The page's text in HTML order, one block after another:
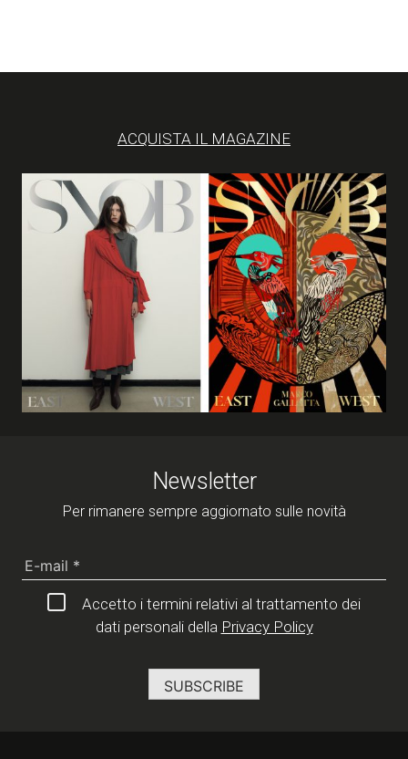
ACQUISTA IL MAGAZINE
Newsletter
Per rimanere sempre aggiornato sulle novità
Accetto i termini relativi al trattamento dei
dati personali della Privacy Policy